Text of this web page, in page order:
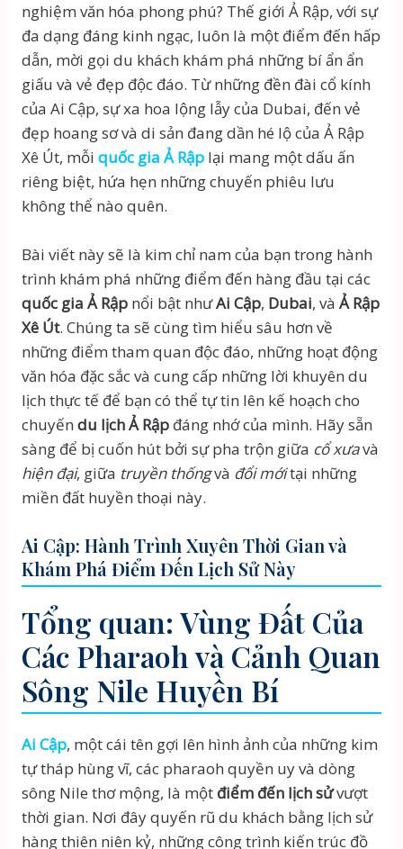
nghiệm văn hóa phong phú? Thế giới Ả Rập, với sự
đa dạng đáng kinh ngạc, luôn là một điểm đến hấp
dẫn, mời gọi du khách khám phá những bí ẩn ẩn
giấu và vẻ đẹp độc đáo. Từ những đền đài cổ kính
của Ai Cập, sự xa hoa lộng lẫy của Dubai, đến vẻ
đẹp hoang sơ và di sản đang dần hé lộ của Ả Rập
Xê Út, mỗi quốc gia Ả Rậplại mang một dấu ấn
riêng biệt, hứa hẹn những chuyến phiêu lưu
không thể nào quên.
Bài viết này sẽ là kim chỉ nam của bạn trong hành
trình khám phá những điểm đến hàng đầu tại các
quốc gia Ả Rậpnổi bật nhưAi Cập, Dubai, và Ả Rập
Xê Út. Chúng ta sẽ cùng tìm hiểu sâu hơn về
những điểm tham quan độc đáo, những hoạt động
văn hóa đặc sắc và cung cấp những lời khuyên du
lịch thực tế để bạn có thể tự tin lên kế hoạch cho
chuyến du lịch Ả Rậpđáng nhớ của mình. Hãy sẵn
sàng để bị cuốn hút bởi sự pha trộn giữa cổ xưavà
hiện đại, giữa truyền thốngvà đổi mớitại những
miền đất huyền thoại này.
Ai Cập: Hành Trình Xuyên Thời Gian và
Khám Phá Điểm Đến Lịch Sử Này
Tổng quan: Vùng Đất Của
Các Pharaoh và Cảnh Quan
Sông Nile Huyền Bí
Ai Cập, một cái tên gợi lên hình ảnh của những kim
tự tháp hùng vĩ, các pharaoh quyền uy và dòng
sông Nile thơ mộng, là một điểm đến lịch sửvượt
thời gian. Nơi đây quyến rũ du khách bằng lịch sử
hàng thiên niên kỷ, những công trình kiến trúc đồ